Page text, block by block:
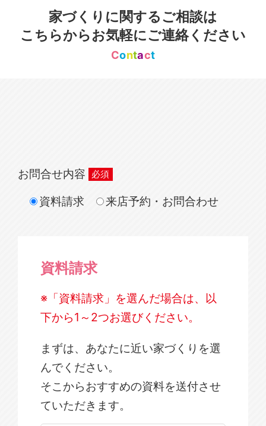
家づくりに関するご相談は
こちらからお気軽にご連絡ください
Contact
お問合せ内容
資料請求
来店予約・お問合わせ
資料請求
※「資料請求」を選んだ場合は、以
下から1～2つお選びください。
まずは、あなたに近い家づくりを選
んでください。
そこからおすすめの資料を送付させ
ていただきます。